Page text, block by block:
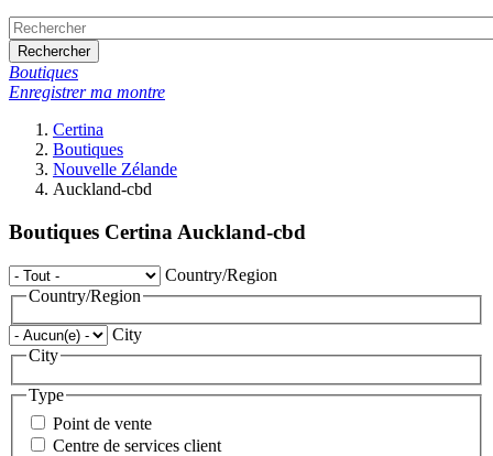
Rechercher
Boutiques
Enregistrer ma montre
Certina
Boutiques
Nouvelle Zélande
Auckland-cbd
Boutiques Certina Auckland-cbd
Country/Region
Country/Region
City
City
Type
Point de vente
Centre de services client